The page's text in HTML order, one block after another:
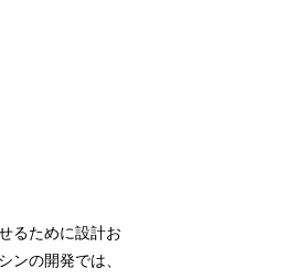
るために設計お
ンの開発では、